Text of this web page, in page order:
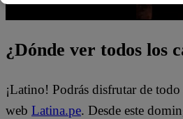
¿Dónde ver todos los
¡Latino! Podrás disfrutar de
web Latina.pe. Desde este